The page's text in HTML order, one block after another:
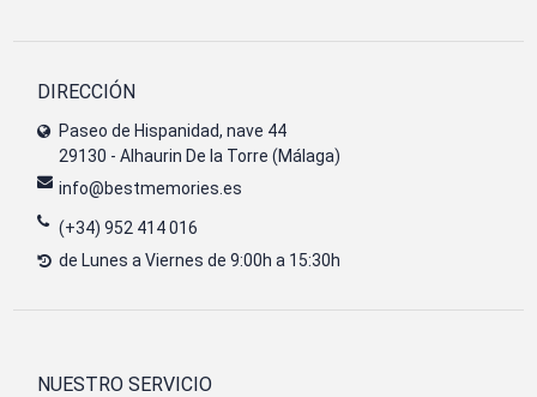
DIRECCIÓN
Paseo de Hispanidad, nave 44
29130 - Alhaurin De la Torre (Málaga)
info@bestmemories.es
(+34) 952 414 016
de Lunes a Viernes de 9:00h a 15:30h
NUESTRO SERVICIO